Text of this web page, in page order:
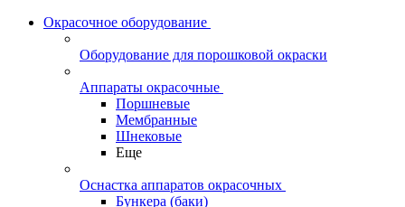
Окрасочное оборудование
Оборудование для порошковой окраски
Аппараты окрасочные
Поршневые
Мембранные
Шнековые
Еще
Оснастка аппаратов окрасочных
Бункера (баки)